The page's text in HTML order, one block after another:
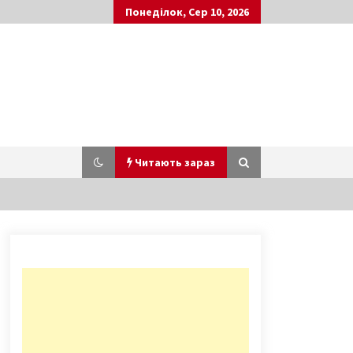
Понеділок, Сер 10, 2026
Читають зараз